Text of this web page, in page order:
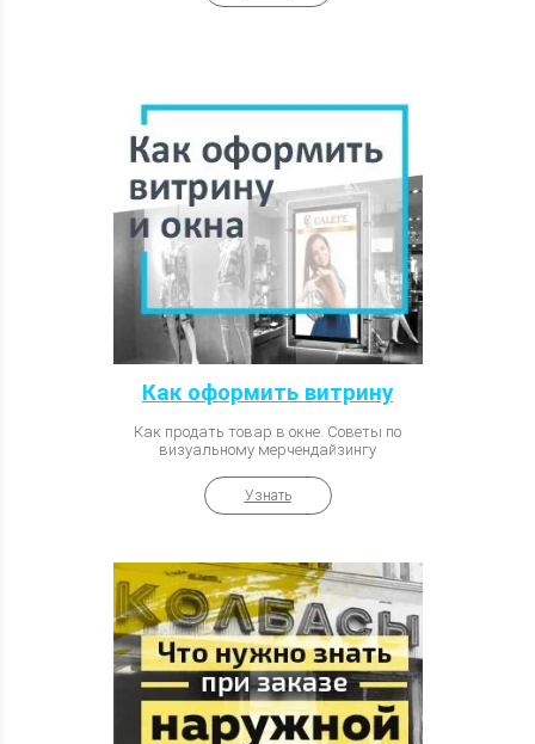
Как оформить витрину
Как продать товар в окне. Советы по
визуальному мерчендайзингу
Узнать